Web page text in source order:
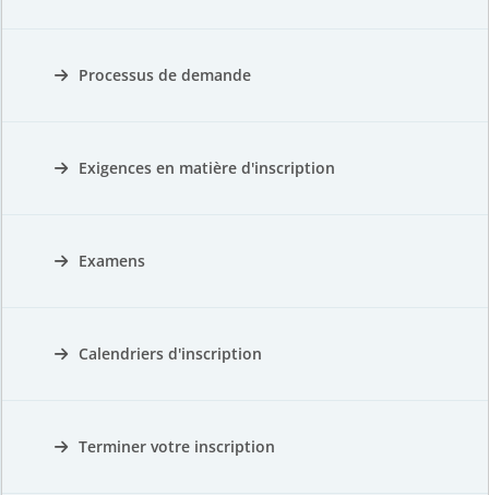
Processus de demande
Exigences en matière d'inscription
Examens
Calendriers d'inscription
Terminer votre inscription